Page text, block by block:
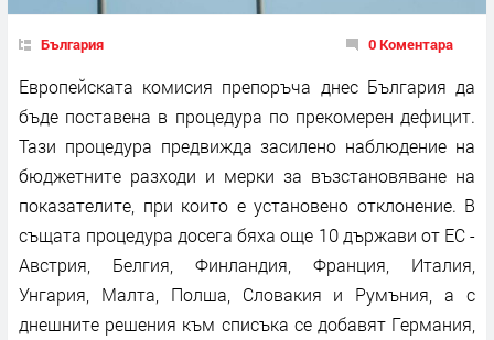
България 0 Коментара
Европейската комисия препоръча днес България да
бъде поставена в процедура по прекомерен дефицит.
Тази процедура предвижда засилено наблюдение на
бюджетните разходи и мерки за възстановяване на
показателите, при които е установено отклонение. В
същата процедура досега бяха още 10 държави от ЕС -
Австрия, Белгия, Финландия, Франция, Италия,
Унгария, Малта, Полша, Словакия и Румъния, а с
днешните решения към списъка се добавят Германия,